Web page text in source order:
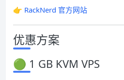
👉 RackNerd 官方网站
优惠方案
🟢 1 GB KVM VPS